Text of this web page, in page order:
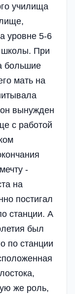
училища
уровне 5-6
школы. При
большие
мать на
вынужден
с работой
-
на
постигал
станции. А
был
по станции
же роль,